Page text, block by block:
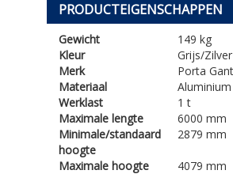
PRODUCTEIGENSCHAPPEN
Gewicht
149 kg
Kleur
Grijs/Zilver
Merk
Porta
Materiaal
Aluminium
Werklast
1 t
Maximale lengte
6000 mm
Minimale/standaard
hoogte
2879 mm
Maximale hoogte 4079 mm